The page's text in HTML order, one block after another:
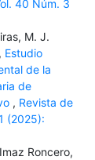
40 Núm. 3
M. J.
Estudio
de la
de
, Revista de
(2025):
Roncero,